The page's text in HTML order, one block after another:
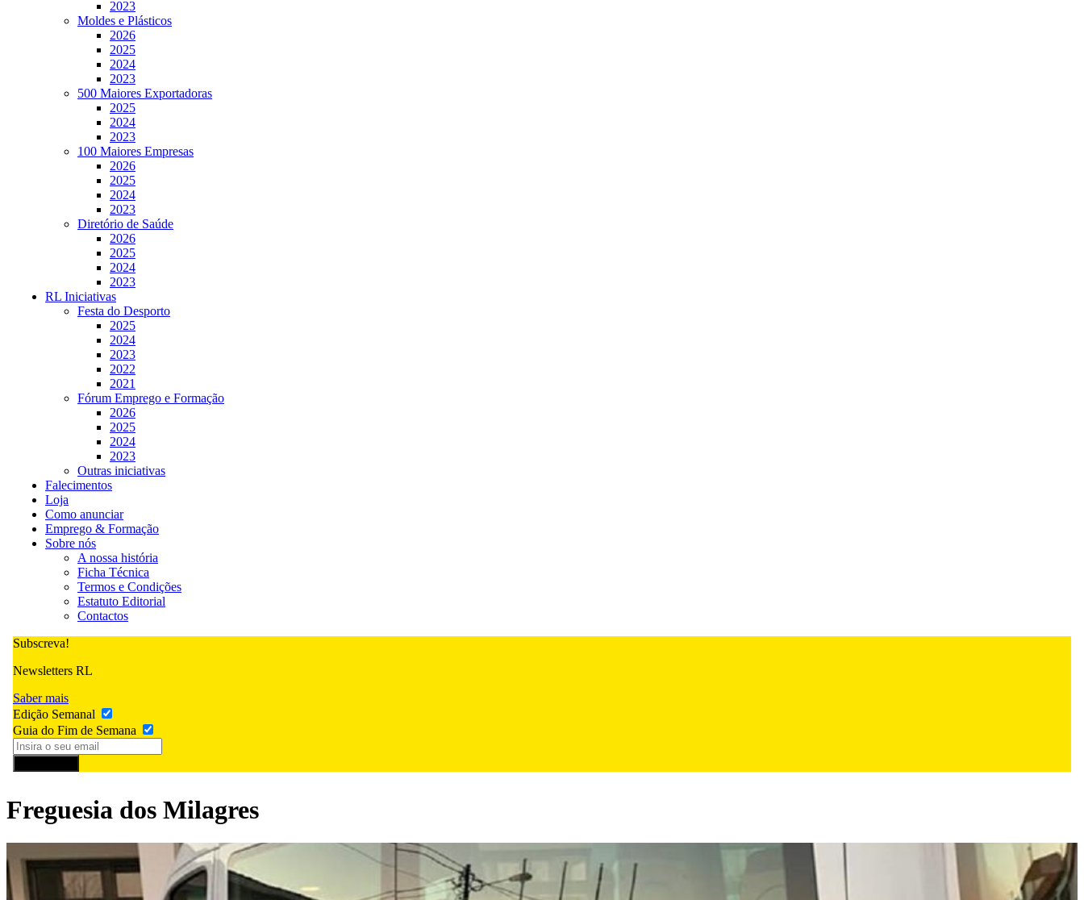
2023
Moldes e Plásticos
2026
2025
2024
2023
500 Maiores Exportadoras
2025
2024
2023
100 Maiores Empresas
2026
2025
2024
2023
Diretório de Saúde
2026
2025
2024
2023
RL Iniciativas
Festa do Desporto
2025
2024
2023
2022
2021
Fórum Emprego e Formação
2026
2025
2024
2023
Outras iniciativas
Falecimentos
Loja
Como anunciar
Emprego & Formação
Sobre nós
A nossa história
Ficha Técnica
Termos e Condições
Estatuto Editorial
Contactos
Subscreva!
Newsletters RL
Saber mais
Edição Semanal
Guia do Fim de Semana
Freguesia dos Milagres